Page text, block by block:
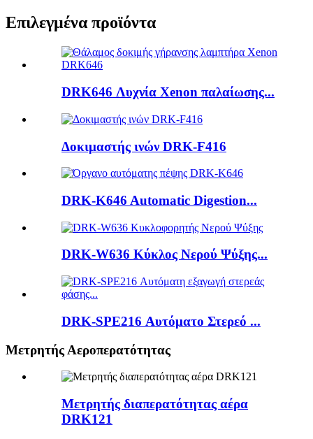
Επιλεγμένα προϊόντα
DRK646 Λυχνία Xenon παλαίωσης...
Δοκιμαστής ινών DRK-F416
DRK-K646 Automatic Digestion...
DRK-W636 Κύκλος Νερού Ψύξης...
DRK-SPE216 Αυτόματο Στερεό ...
Μετρητής Αεροπερατότητας
Μετρητής διαπερατότητας αέρα
DRK121